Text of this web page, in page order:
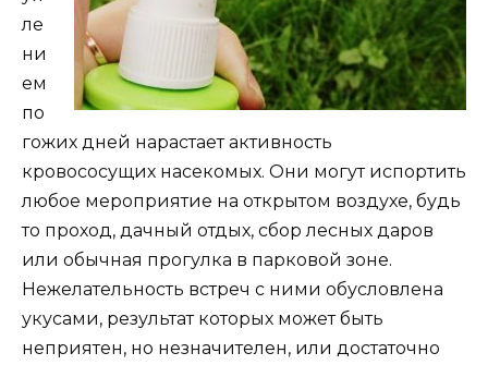
ле
ни
ем
по
гожих дней нарастает активность
кровососущих насекомых. Они могут испортить
любое мероприятие на открытом воздухе, будь
то проход, дачный отдых, сбор лесных даров
или обычная прогулка в парковой зоне.
Нежелательность встреч с ними обусловлена
укусами, результат которых может быть
неприятен, но незначителен, или достаточно